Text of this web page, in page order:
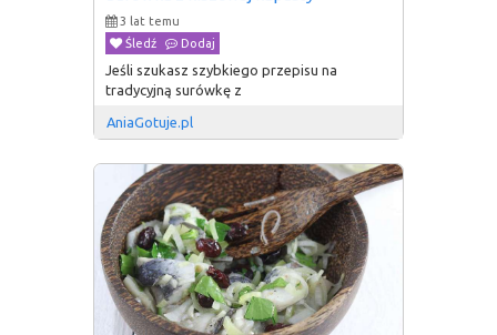
3 lat temu
Śledź
Dodaj
Jeśli szukasz szybkiego przepisu na
tradycyjną surówkę z
AniaGotuje.pl